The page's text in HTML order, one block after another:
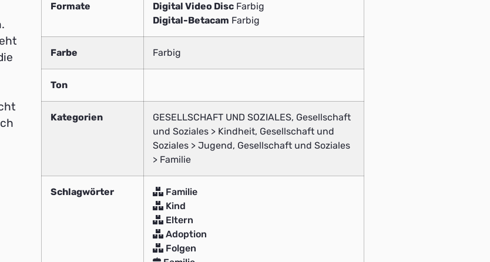
Formate Digital Video Disc Farbig
Digital-Betacam Farbig
Farbe Farbig
Ton
Kategorien
GESELLSCHAFT UND SOZIALES, Gesellschaft
und Soziales > Kindheit, Gesellschaft und
Soziales > Jugend, Gesellschaft und Soziales
> Familie
Schlagwörter
Familie
Kind
Eltern
Adoption
Folgen